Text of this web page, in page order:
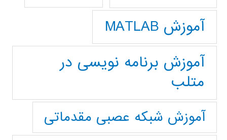
آموزش MATLAB
آموزش برنامه نویسی در
متلب
آموزش شبکه عصبی مقدماتی